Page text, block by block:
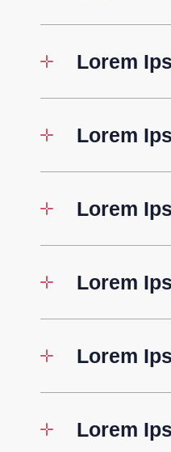
Lorem
Lorem
Lorem
Lorem
Lorem
Lorem